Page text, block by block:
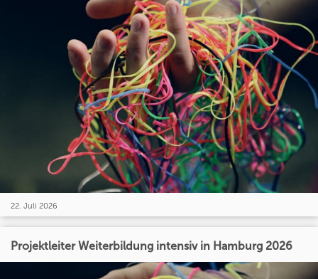
22. Juli 2026
Projektleiter Weiterbildung intensiv in Hamburg 2026